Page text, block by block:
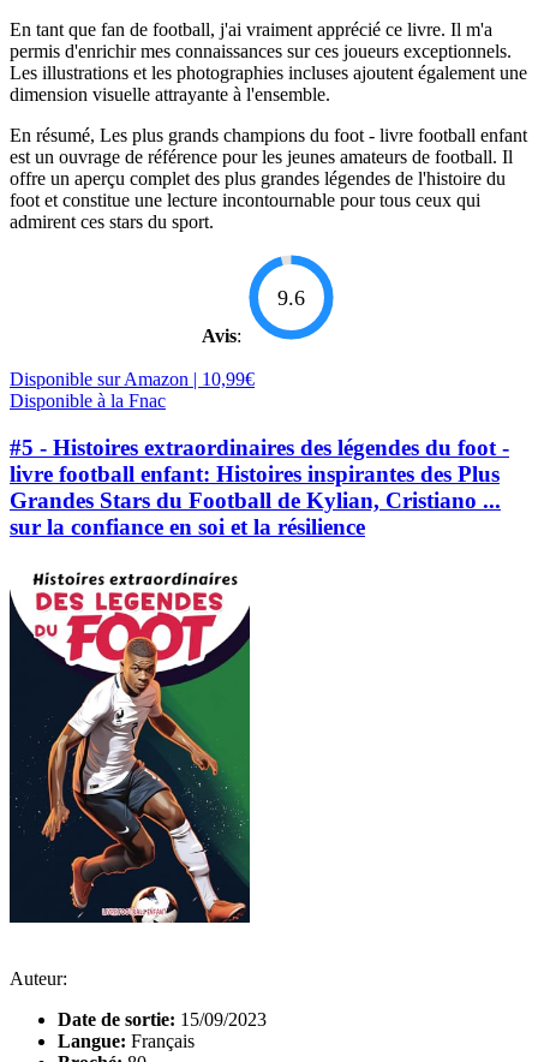
En tant que fan de football, j'ai vraiment apprécié ce livre. Il m'a
permis d'enrichir mes connaissances sur ces joueurs exceptionnels.
Les illustrations et les photographies incluses ajoutent également une
dimension visuelle attrayante à l'ensemble.
En résumé, Les plus grands champions du foot - livre football enfant
est un ouvrage de référence pour les jeunes amateurs de football. Il
offre un aperçu complet des plus grandes légendes de l'histoire du
foot et constitue une lecture incontournable pour tous ceux qui
admirent ces stars du sport.
Avis:
9.6
Disponible sur Amazon | 10,99€
Disponible à la Fnac
#5 - Histoires extraordinaires des légendes du foot -
livre football enfant: Histoires inspirantes des Plus
Grandes Stars du Football de Kylian, Cristiano ...
sur la confiance en soi et la résilience
Auteur:
Date de sortie: 15/09/2023
Langue: Français